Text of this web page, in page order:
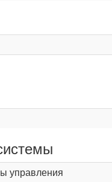
управления